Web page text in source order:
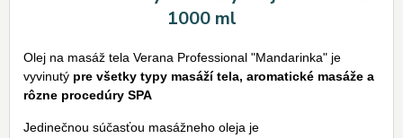
1000 ml
Olej na masáž tela Verana Professional "Mandarinka" je
vyvinutý pre všetky typy masáží tela, aromatické masáže a
rôzne procedúry SPA
Jedinečnou súčasťou masážneho oleja je